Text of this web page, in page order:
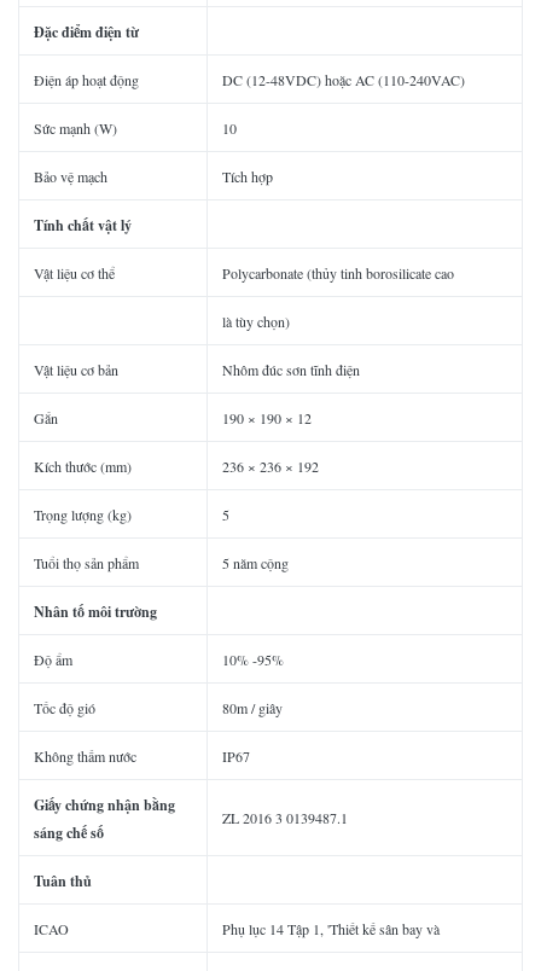
Đặc điểm điện từ
Điện áp hoạt động DC (12-48VDC) hoặc AC (110-240VAC)
Sức mạnh (W) 10
Bảo vệ mạch Tích hợp
Tính chất vật lý
Vật liệu cơ thể Polycarbonate (thủy tinh borosilicate cao
là tùy chọn)
Vật liệu cơ bản Nhôm đúc sơn tĩnh điện
Gắn 190 × 190 × 12
Kích thước (mm) 236 × 236 × 192
Trọng lượng (kg) 5
Tuổi thọ sản phẩm 5 năm cộng
Nhân tố môi trường
Độ ẩm 10% -95%
Tốc độ gió 80m / giây
Không thấm nước IP67
Giấy chứng nhận bằng
sáng chế số
ZL 2016 3 0139487.1
Tuân thủ
ICAO Phụ lục 14 Tập 1, 'Thiết kế sân bay và